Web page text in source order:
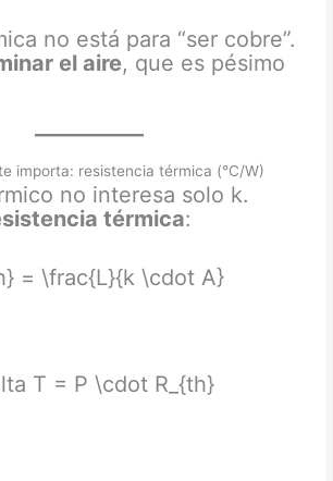
no está para “ser cobre”.
el aire, que es pésimo
importa: resistencia térmica (°C/W)
no interesa solo k.
térmica:
= \frac{L}{k \cdot A}
T = P \cdot R_{th}